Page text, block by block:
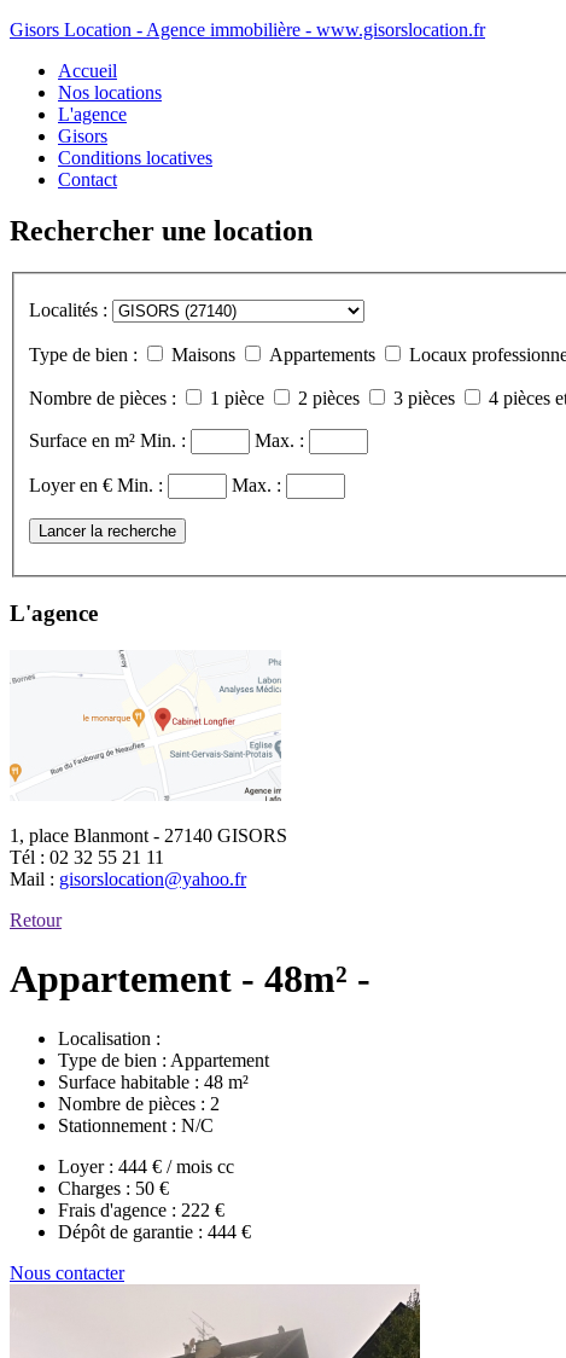
Gisors Location - Agence immobilière - www.gisorslocation.fr
Accueil
Nos locations
L'agence
Gisors
Conditions locatives
Contact
Rechercher une location
Localités :
Type de bien : Maisons Appartements Locaux
Nombre de pièces : 1 pièce 2 pièces 3 pièces 4 pièces
Surface en m² Min. : Max. :
Loyer en € Min. : Max. :
Lancer la recherche
L'agence
1, place Blanmont - 27140 GISORS
Tél : 02 32 55 21 11
Mail : gisorslocation@yahoo.fr
Retour
Appartement - 48m² -
Localisation :
Type de bien : Appartement
Surface habitable : 48 m²
Nombre de pièces : 2
Stationnement : N/C
Loyer : 444 € / mois cc
Charges : 50 €
Frais d'agence : 222 €
Dépôt de garantie : 444 €
Nous contacter